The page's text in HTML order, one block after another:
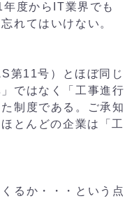
度からIT業界でも
れてはいけない。
第11号）とほぼ同じ
ではなく「工事進行
制度である。ご承知
とんどの企業は「工
るか・・・という点